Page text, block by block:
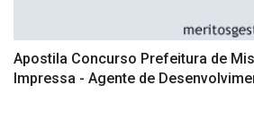
Apostila Concurso Prefeitura de
Impressa - Agente de